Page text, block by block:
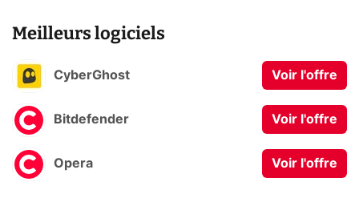
Meilleurs logiciels
CyberGhost Voir l'offre
Bitdefender Voir l'offre
Opera Voir l'offre